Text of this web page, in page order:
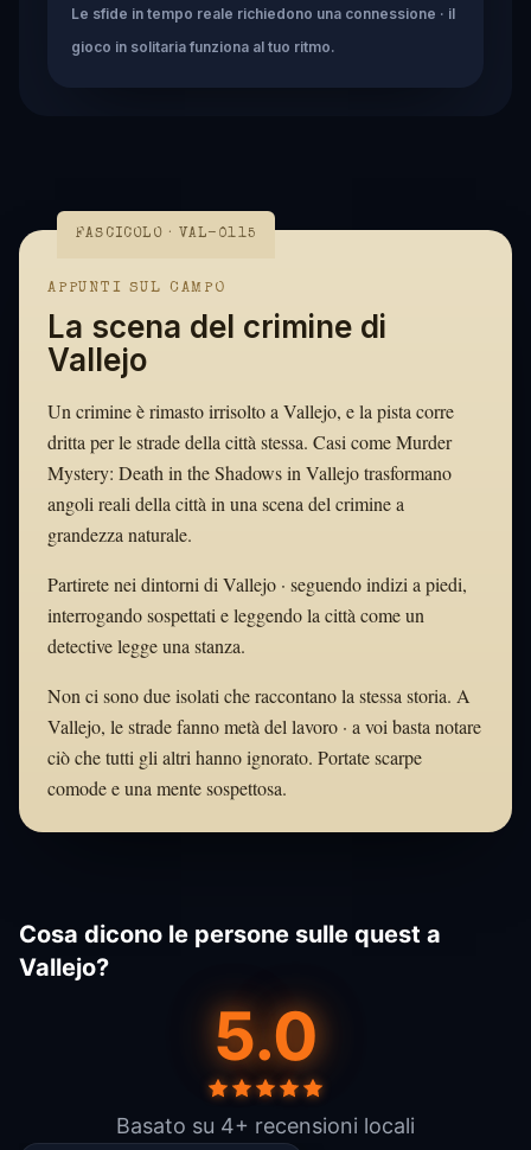
Le sfide in tempo reale richiedono una connessione · il
gioco in solitaria funziona al tuo ritmo.
FASCICOLO · VAL-0115
APPUNTI SUL CAMPO
La scena del crimine di
Vallejo
Un crimine è rimasto irrisolto a Vallejo, e la pista corre
dritta per le strade della città stessa. Casi come Murder
Mystery: Death in the Shadows in Vallejo trasformano
angoli reali della città in una scena del crimine a
grandezza naturale.
Partirete nei dintorni di Vallejo · seguendo indizi a piedi,
interrogando sospettati e leggendo la città come un
detective legge una stanza.
Non ci sono due isolati che raccontano la stessa storia. A
Vallejo, le strade fanno metà del lavoro · a voi basta notare
ciò che tutti gli altri hanno ignorato. Portate scarpe
comode e una mente sospettosa.
Cosa dicono le persone sulle quest a
Vallejo?
5.0
Basato su 4+ recensioni locali